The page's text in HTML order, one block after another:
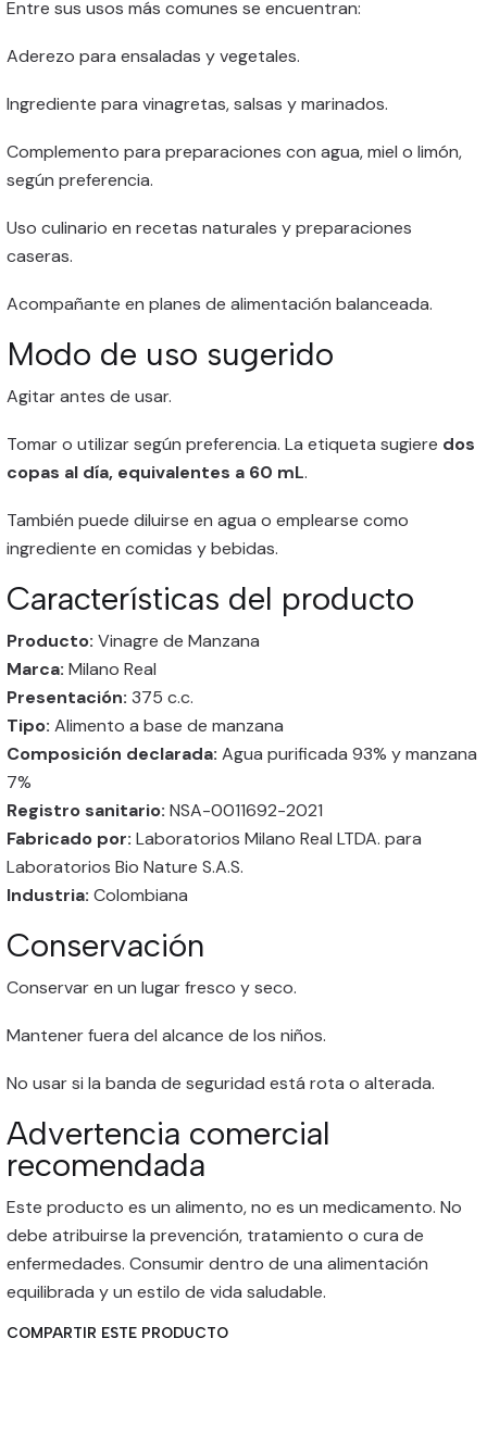
Entre sus usos más comunes se encuentran:
Aderezo para ensaladas y vegetales.
Ingrediente para vinagretas, salsas y marinados.
Complemento para preparaciones con agua, miel o limón,
según preferencia.
Uso culinario en recetas naturales y preparaciones
caseras.
Acompañante en planes de alimentación balanceada.
Modo de uso sugerido
Agitar antes de usar.
Tomar o utilizar según preferencia. La etiqueta sugiere dos
copas al día, equivalentes a 60 mL.
También puede diluirse en agua o emplearse como
ingrediente en comidas y bebidas.
Características del producto
Producto: Vinagre de Manzana
Marca: Milano Real
Presentación: 375 c.c.
Tipo: Alimento a base de manzana
Composición declarada: Agua purificada 93% y manzana
7%
Registro sanitario: NSA-0011692-2021
Fabricado por: Laboratorios Milano Real LTDA. para
Laboratorios Bio Nature S.A.S.
Industria: Colombiana
Conservación
Conservar en un lugar fresco y seco.
Mantener fuera del alcance de los niños.
No usar si la banda de seguridad está rota o alterada.
Advertencia comercial
recomendada
Este producto es un alimento, no es un medicamento. No
debe atribuirse la prevención, tratamiento o cura de
enfermedades. Consumir dentro de una alimentación
equilibrada y un estilo de vida saludable.
COMPARTIR ESTE PRODUCTO